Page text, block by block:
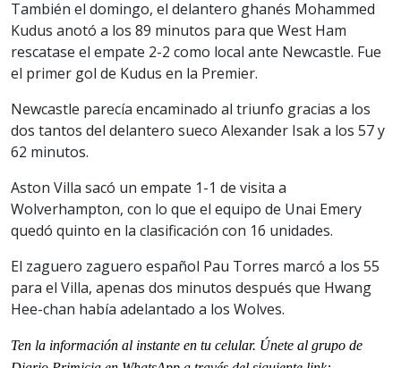
También el domingo, el delantero ghanés Mohammed
Kudus anotó a los 89 minutos para que West Ham
rescatase el empate 2-2 como local ante Newcastle. Fue
el primer gol de Kudus en la Premier.
Newcastle parecía encaminado al triunfo gracias a los
dos tantos del delantero sueco Alexander Isak a los 57 y
62 minutos.
Aston Villa sacó un empate 1-1 de visita a
Wolverhampton, con lo que el equipo de Unai Emery
quedó quinto en la clasificación con 16 unidades.
El zaguero zaguero español Pau Torres marcó a los 55
para el Villa, apenas dos minutos después que Hwang
Hee-chan había adelantado a los Wolves.
Ten la información al instante en tu celular. Únete al grupo de